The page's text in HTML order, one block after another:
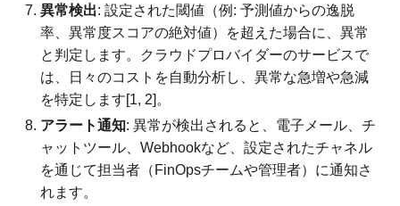
異常検出: 設定された閾値（例: 予測値からの逸脱
率、異常度スコアの絶対値）を超えた場合に、異常
と判定します。クラウドプロバイダーのサービスで
は、日々のコストを自動分析し、異常な急増や急減
を特定します[1, 2]。
アラート通知: 異常が検出されると、電子メール、チ
ャットツール、Webhookなど、設定されたチャネル
を通じて担当者（FinOpsチームや管理者）に通知さ
れます。